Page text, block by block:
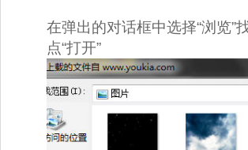
在弹出的对话框中选择“浏览”
点“打开”